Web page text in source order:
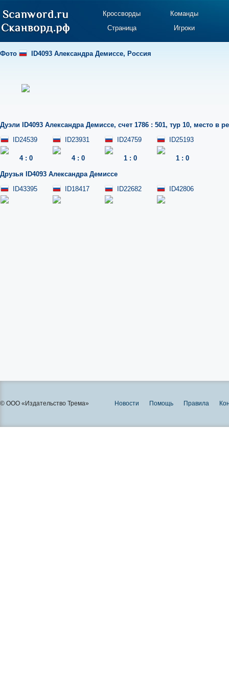
Кроссворды
Команды
Страница
Игроки
Фото ID4093 Александра Демиссе, Россия
Дуэли ID4093 Александра Демиссе, счет 1786 : 501, тур 10, место в
ID24539
4: 0
ID23931
4: 0
ID24759
1 : 0
ID25193
1 : 0
Друзья
ID4093 Александра Демиссе
ID43395
ID18417 ID22682 ID42806
© ООО «Издательство Трема» Новости Помощь Правила